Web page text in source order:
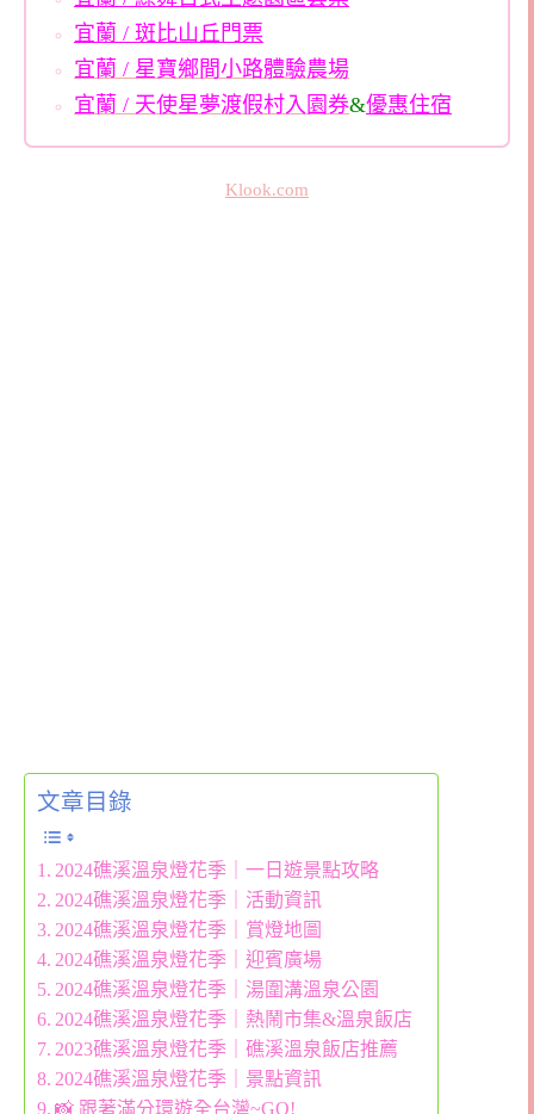
宜蘭 / 斑比山丘門票
宜蘭 / 星寶鄉間小路體驗農場
宜蘭 / 天使星夢渡假村入園券&優惠住宿
Klook.com
文章目錄
2024礁溪溫泉燈花季｜一日遊景點攻略
2024礁溪溫泉燈花季｜活動資訊
2024礁溪溫泉燈花季｜賞燈地圖
2024礁溪溫泉燈花季｜迎賓廣場
2024礁溪溫泉燈花季｜湯圍溝溫泉公園
2024礁溪溫泉燈花季｜熱鬧市集&溫泉飯店
2023礁溪溫泉燈花季｜礁溪溫泉飯店推薦
2024礁溪溫泉燈花季｜景點資訊
📸 跟著滿分環遊全台灣~GO!